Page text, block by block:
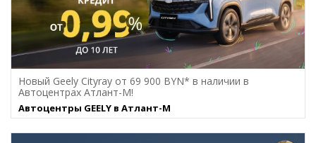
Новый Geely Cityray от 69 900 BYN* в наличии в
Автоцентрах Атлант-М!
Автоцентры GEELY в Атлант-М